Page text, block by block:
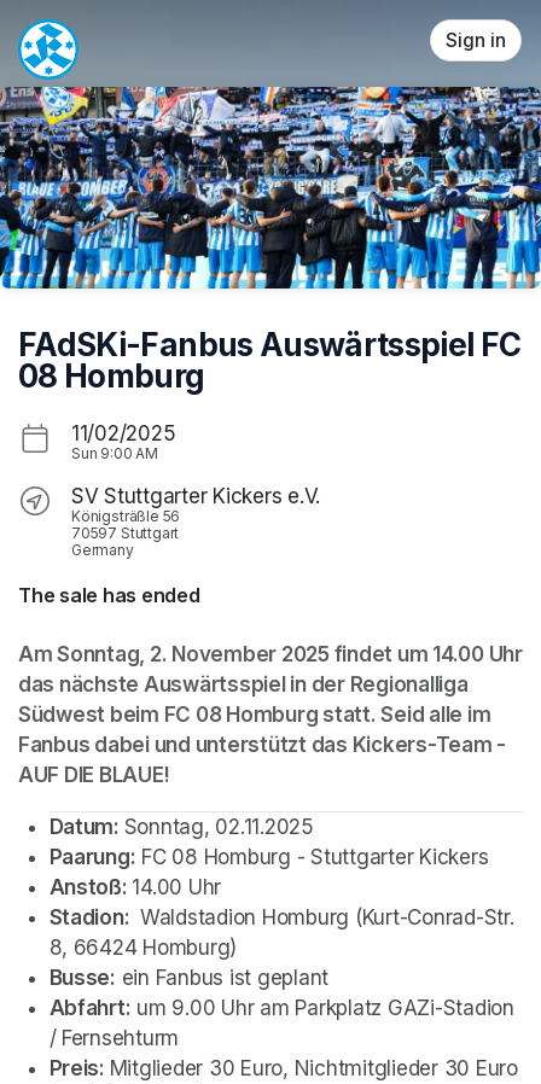
Skip header
Sign in
FAdSKi-Fanbus Auswärtsspiel FC
08 Homburg
11/02/2025
Sun 9:00 AM
SV Stuttgarter Kickers e.V.
Königsträßle 56
70597 Stuttgart
Germany
The sale has ended
Am Sonntag, 2. November 2025 findet um 14.00 Uhr
das nächste Auswärtsspiel in der Regionalliga
Südwest beim FC 08 Homburg statt. Seid alle im
Fanbus dabei und unterstützt das Kickers-Team -
AUF DIE BLAUE!
Datum: Sonntag, 02.11.2025
Paarung: FC 08 Homburg - Stuttgarter Kickers
Anstoß: 14.00 Uhr
Stadion: Waldstadion Homburg (Kurt-Conrad-Str.
8, 66424 Homburg)
Busse: ein Fanbus ist geplant
Abfahrt: um 9.00 Uhr am Parkplatz GAZi-Stadion
/ Fernsehturm
Preis: Mitglieder 30 Euro, Nichtmitglieder 30 Euro